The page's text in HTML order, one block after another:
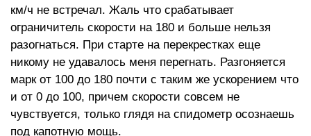
км/ч не встречал. Жаль что срабатывает
ограничитель скорости на 180 и больше нельзя
разогнаться. При старте на перекрестках еще
никому не удавалось меня перегнать. Разгоняется
марк от 100 до 180 почти с таким же ускорением что
и от 0 до 100, причем скорости совсем не
чувствуется, только глядя на спидометр осознаешь
под капотную мощь.